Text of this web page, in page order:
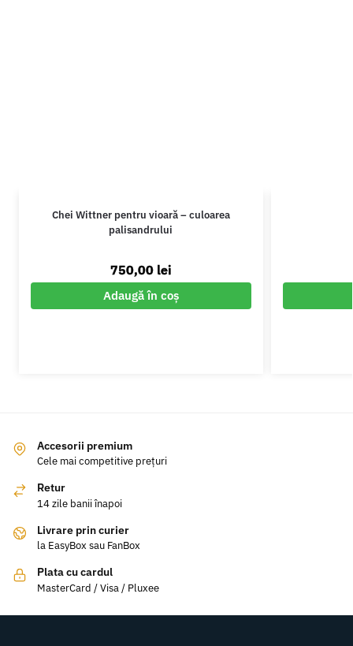
Chei Wittner pentru vioară – culoarea
palisandrului
750,00 lei
Adaugă în coș
Accesorii premium
Cele mai competitive prețuri
Retur
14 zile banii înapoi
Livrare prin curier
la EasyBox sau FanBox
Plata cu cardul
MasterCard / Visa / Pluxee